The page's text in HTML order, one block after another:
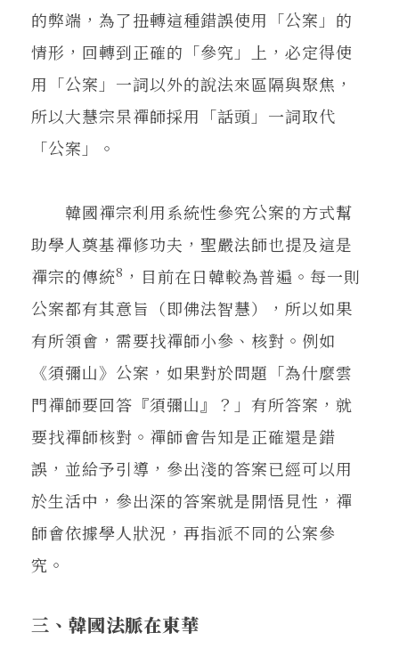
的弊端，為了扭轉這種錯誤使用「公案」的
情形，回轉到正確的「參究」上，必定得使
用「公案」一詞以外的說法來區隔與聚焦，
所以大慧宗杲禪師採用「話頭」一詞取代
「公案」。
韓國禪宗利用系統性參究公案的方式幫
助學人奠基禪修功夫，聖嚴法師也提及這是
禪宗的傳統8 ，目前在日韓較為普遍。每一則
公案都有其意旨（即佛法智慧），所以如果
有所領會，需要找禪師小參、核對。例如
《須彌山》公案，如果對於問題「為什麼雲
門禪師要回答『須彌山』？」有所答案，就
要找禪師核對。禪師會告知是正確還是錯
誤，並給予引導，參出淺的答案已經可以用
於生活中，參出深的答案就是開悟見性，禪
師會依據學人狀況，再指派不同的公案參
究。
三、韓國法脈在東華